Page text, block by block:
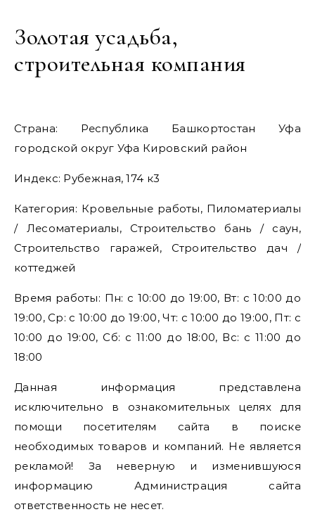
Золотая усадьба,
строительная компания
Страна: Республика Башкортостан Уфа
городской округ Уфа Кировский район
Индекс: Рубежная, 174 к3
Категория: Кровельные работы, Пиломатериалы
/ Лесоматериалы, Строительство бань / саун,
Строительство гаражей, Строительство дач /
коттеджей
Время работы: Пн: с 10:00 до 19:00, Вт: с 10:00 до
19:00, Ср: с 10:00 до 19:00, Чт: с 10:00 до 19:00, Пт: с
10:00 до 19:00, Сб: с 11:00 до 18:00, Вс: с 11:00 до
18:00
Данная информация представлена
исключительно в ознакомительных целях для
помощи посетителям сайта в поиске
необходимых товаров и компаний. Не является
рекламой! За неверную и изменившуюся
информацию Администрация сайта
ответственность не несет.